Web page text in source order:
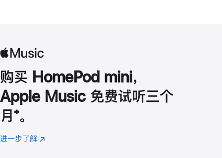
购买 HomePod mini，
Apple Music 免费试听三个
月 脚
注
⁺。
进一步了解 Apple
(在